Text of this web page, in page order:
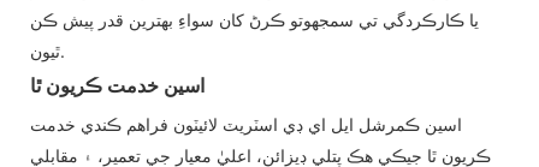
يا ڪارڪردگي تي سمجهوتو ڪرڻ کان سواءِ بهترين قدر پيش ڪن
ٿيون.
اسين خدمت ڪريون ٿا
اسين ڪمرشل ايل اي ڊي اسٽريٽ لائيٽون فراهم ڪندي خدمت
ڪريون ٿا جيڪي هڪ پتلي ڊيزائن، اعليٰ معيار جي تعمير، ۽ مقابلي